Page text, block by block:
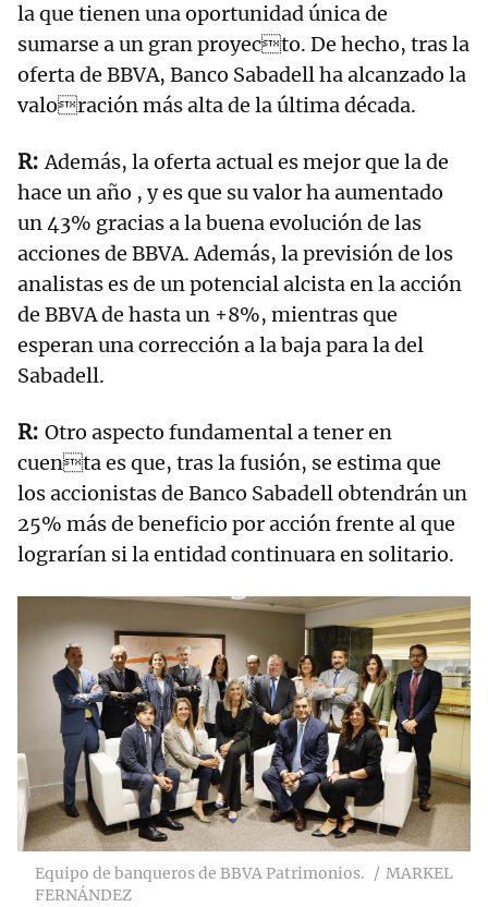
la que tienen una oportunidad única de
sumarse a un gran proyecto. De hecho, tras la
oferta de BBVA, Banco Sabadell ha alcanzado la
valoración más alta de la última década.
Además, la oferta actual es mejor que la de
hace un año , y es que su valor ha aumentado
un 43% gracias a la buena evolución de las
acciones de BBVA. Además, la previsión de los
analistas es de un potencial alcista en la acción
de BBVA de hasta un +8%, mientras que
esperan una corrección a la baja para la del
Sabadell.
Otro aspecto fundamental a tener en
cuenta es que, tras la fusión, se estima que
los accionistas de Banco Sabadell obtendrán un
25% más de beneficio por acción frente al que
lograrían si la entidad continuara en solitario.
Equipo de banqueros de BBVA Patrimonios.
MARKEL
FERNÁNDEZ